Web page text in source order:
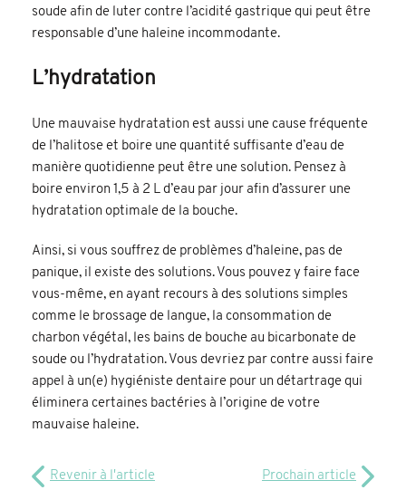
soude afin de luter contre l’acidité gastrique qui peut être
responsable d’une haleine incommodante.
L’hydratation
Une mauvaise hydratation est aussi une cause fréquente
de l’halitose et boire une quantité suffisante d’eau de
manière quotidienne peut être une solution. Pensez à
boire environ 1,5 à 2 L d’eau par jour afin d’assurer une
hydratation optimale de la bouche.
Ainsi, si vous souffrez de problèmes d’haleine, pas de
panique, il existe des solutions. Vous pouvez y faire face
vous-même, en ayant recours à des solutions simples
comme le brossage de langue, la consommation de
charbon végétal, les bains de bouche au bicarbonate de
soude ou l’hydratation. Vous devriez par contre aussi faire
appel à un(e) hygiéniste dentaire pour un détartrage qui
éliminera certaines bactéries à l’origine de votre
mauvaise haleine.
Revenir à l'article Prochain article